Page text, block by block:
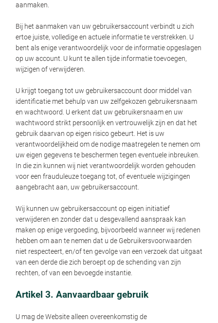
aanmaken.
Bij het aanmaken van uw gebruikersaccount verbindt u zich
ertoe juiste, volledige en actuele informatie te verstrekken. U
bent als enige verantwoordelijk voor de informatie opgeslagen
op uw account. U kunt te allen tijde informatie toevoegen,
wijzigen of verwijderen.
U krijgt toegang tot uw gebruikersaccount door middel van
identificatie met behulp van uw zelfgekozen gebruikersnaam
en wachtwoord. U erkent dat uw gebruikersnaam en uw
wachtwoord strikt persoonlijk en vertrouwelijk zijn en dat het
gebruik daarvan op eigen risico gebeurt. Het is uw
verantwoordelijkheid om de nodige maatregelen te nemen om
uw eigen gegevens te beschermen tegen eventuele inbreuken.
In die zin kunnen wij niet verantwoordelijk worden gehouden
voor een frauduleuze toegang tot, of eventuele wijzigingen
aangebracht aan, uw gebruikersaccount.
Wij kunnen uw gebruikersaccount op eigen initiatief
verwijderen en zonder dat u desgevallend aanspraak kan
maken op enige vergoeding, bijvoorbeeld wanneer wij redenen
hebben om aan te nemen dat u de Gebruikersvoorwaarden
niet respecteert, en/of ten gevolge van een verzoek dat uitgaat
van een derde die zich beroept op de schending van zijn
rechten, of van een bevoegde instantie.
Artikel 3. Aanvaardbaar gebruik
U mag de Website alleen overeenkomstig de